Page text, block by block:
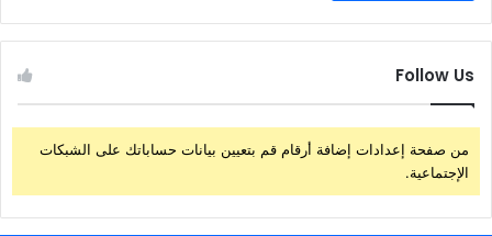
Follow Us
من صفحة إعدادات إضافة أرقام قم بتعيين بيانات حساباتك على الشبكات
الإجتماعية.